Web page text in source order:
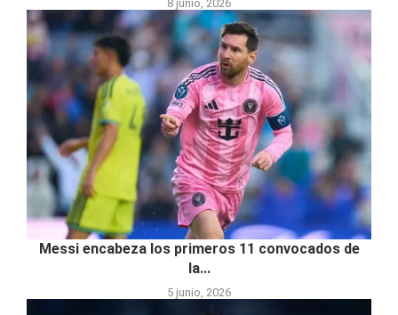
8 junio, 2026
Messi encabeza los primeros 11 convocados de
la...
5 junio, 2026